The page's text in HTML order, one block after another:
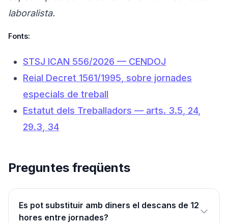
laboralista.
Fonts:
STSJ ICAN 556/2026 — CENDOJ
Reial Decret 1561/1995, sobre jornades
especials de treball
Estatut dels Treballadors — arts. 3.5, 24,
29.3, 34
Preguntes freqüents
Es pot substituir amb diners el descans de 12
hores entre jornades?